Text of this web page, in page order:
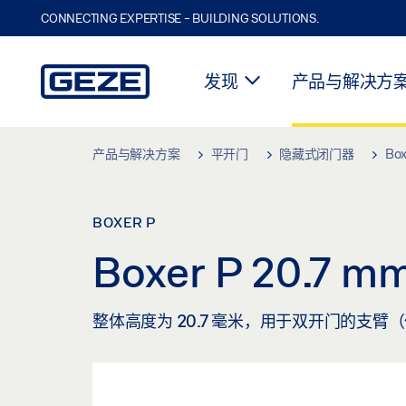
CONNECTING EXPERTISE - BUILDING SOLUTIONS.
发现 产品与解决方
产品与解决方案 平开门 隐藏式闭门器
BOXER P
Boxer P 20.7
整体高度为 20.7 毫米，用于双开门的支臂